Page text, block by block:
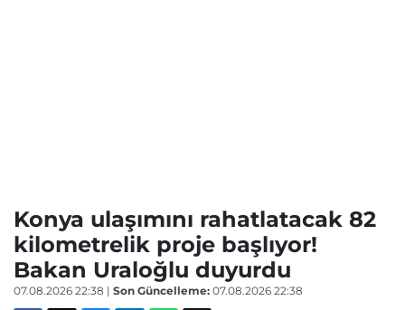
Konya ulaşımını rahatlatacak 82
kilometrelik proje başlıyor!
Bakan Uraloğlu duyurdu
07.08.2026 22:38 | Son Güncelleme: 07.08.2026 22:38